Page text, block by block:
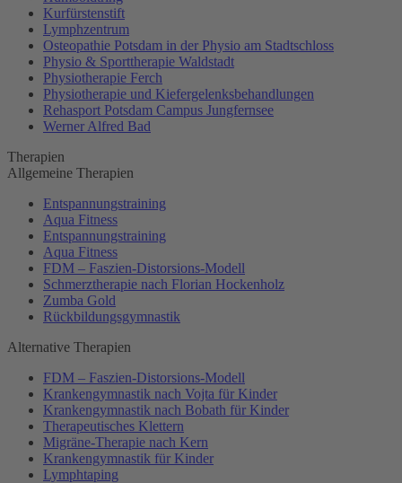
Kurfürstenstift
Lymphzentrum
Osteopathie Potsdam in der Physio am Stadtschloss
Physio & Sporttherapie Waldstadt
Physiotherapie Ferch
Physiotherapie und Kiefergelenksbehandlungen
Rehasport Potsdam Campus Jungfernsee
Werner Alfred Bad
Therapien
Allgemeine Therapien
Entspannungstraining
Aqua Fitness
Entspannungstraining
Aqua Fitness
FDM – Faszien-Distorsions-Modell
Schmerztherapie nach Florian Hockenholz
Zumba Gold
Rückbildungsgymnastik
Alternative Therapien
FDM – Faszien-Distorsions-Modell
Krankengymnastik nach Vojta für Kinder
Krankengymnastik nach Bobath für Kinder
Therapeutisches Klettern
Migräne-Therapie nach Kern
Krankengymnastik für Kinder
Lymphtaping